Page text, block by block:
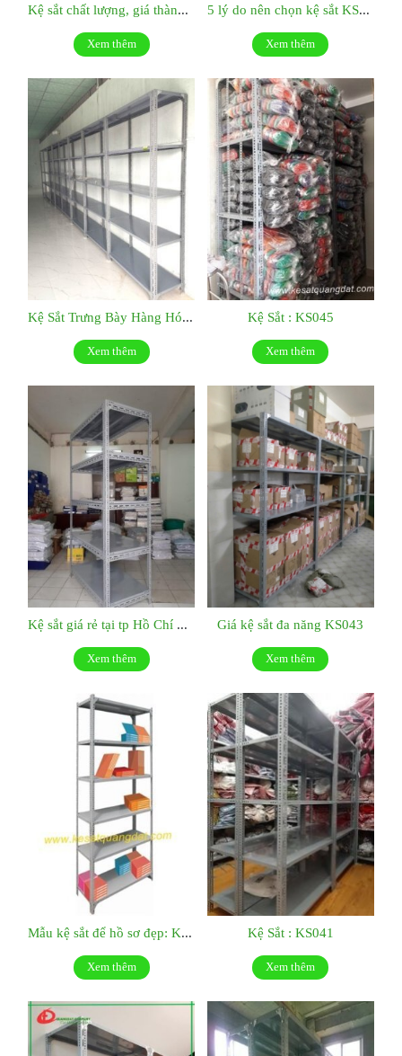
Kệ sắt chất lượng, giá thành hợp lý:KS049
Xem thêm
5 lý do nên chọn kệ sắt KS047
Xem thêm
Kệ Sắt Trưng Bày Hàng Hóa : KS046
Xem thêm
Kệ Sắt : KS045
Xem thêm
Kệ sắt giá rẻ tại tp Hồ Chí Minh:KS044
Xem thêm
Giá kệ sắt đa năng KS043
Xem thêm
Mẫu kệ sắt để hồ sơ đẹp: KS042
Xem thêm
Kệ Sắt : KS041
Xem thêm